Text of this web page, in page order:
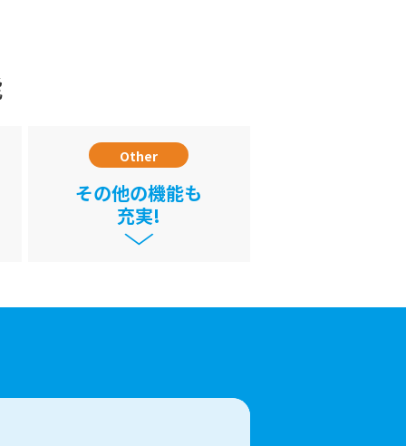
Other
その他の機能も
充実!